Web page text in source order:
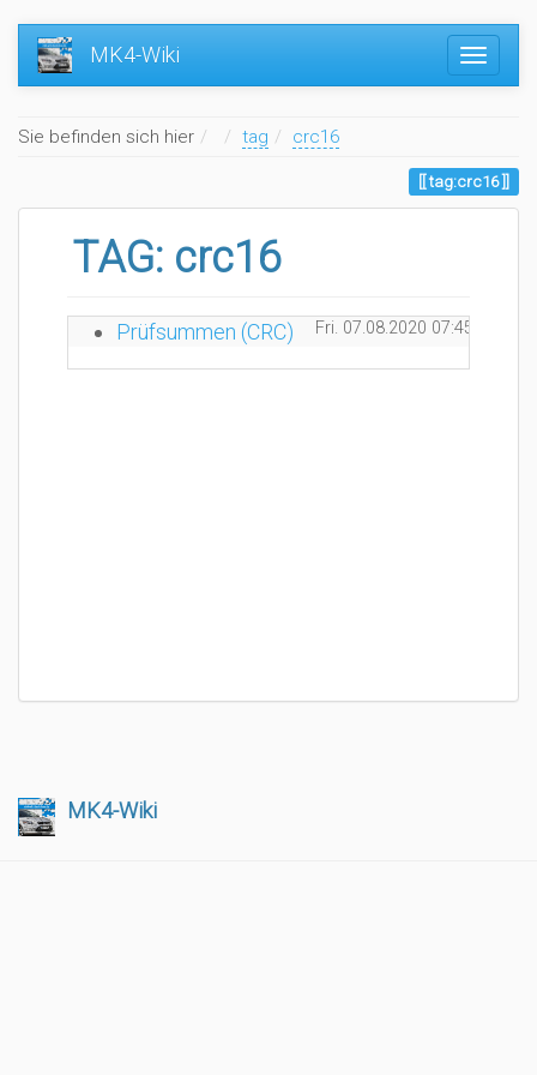
MK4-Wiki
Sie befinden sich hier Home
tag crc16
tag:crc16
TAG: crc16
Prüfsummen (CRC) Fri. 07.08.2020 07:45
MK4-Wiki